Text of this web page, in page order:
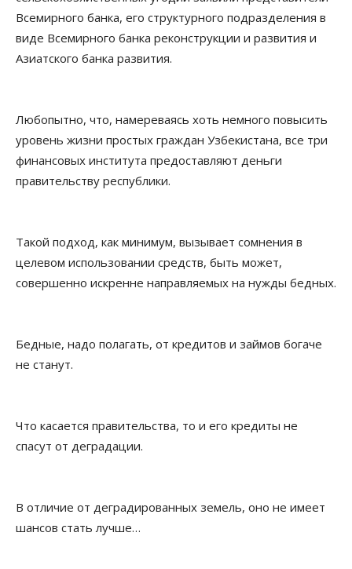
Всемирного банка, его структурного подразделения в
виде Всемирного банка реконструкции и развития и
Азиатского банка развития.
Любопытно, что, намереваясь хоть немного повысить
уровень жизни простых граждан Узбекистана, все три
финансовых института предоставляют деньги
правительству республики.
Такой подход, как минимум, вызывает сомнения в
целевом использовании средств, быть может,
совершенно искренне направляемых на нужды бедных.
Бедные, надо полагать, от кредитов и займов богаче
не станут.
Что касается правительства, то и его кредиты не
спасут от деградации.
В отличие от деградированных земель, оно не имеет
шансов стать лучше…